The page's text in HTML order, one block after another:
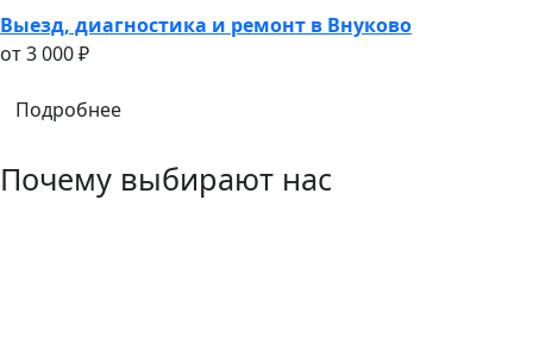
Выезд, диагностика и ремонт в Внуково
oт 3 000 ₽
Подробнее
Почему выбирают нас